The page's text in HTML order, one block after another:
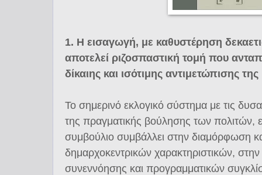
1. Η εισαγωγή, με καθυστέρηση
αποτελεί ριζοσπαστική τομή που
δίκαιης και ισότιμης αντιμετώπισης
Το σημερινό εκλογικό σύστημα με τις
της πραγματικής βούλησης των πολιτών,
συμβούλιο συμβάλλει στην διαμόρφωση
δημαρχοκεντρικών χαρακτηριστικών,
συνεννόησης και προγραμματικών